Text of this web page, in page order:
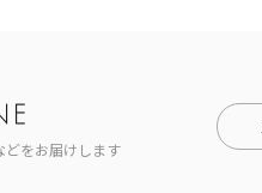
どをお届けします